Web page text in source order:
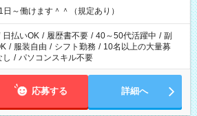
～働けます＾＾（規定あり）
日払いOK / 履歴書不要 / 40～50代活躍中 / 副
/ 服装自由 / シフト勤務 / 10名以上の大量募
し / パソコンスキル不要
応募する 詳細へ